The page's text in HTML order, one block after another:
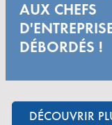
AUX CHEFS
DÉBORDÉS !
DÉCOUVRIR